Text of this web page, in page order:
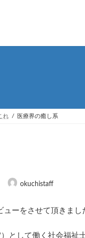
れ 医療界の癒し系
okuchistaff
ーをさせて頂きまし
として働く社会福祉